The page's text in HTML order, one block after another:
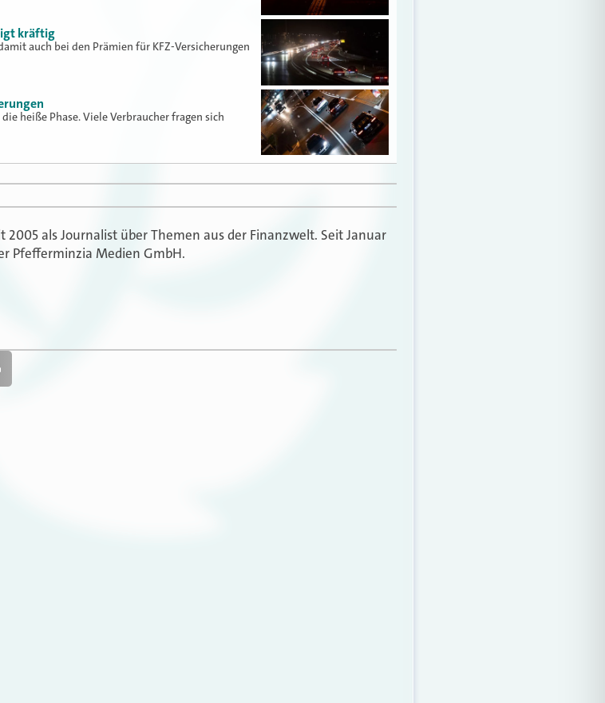
kräftig
auch bei den Prämien für KFZ-Versicherungen
heiße Phase. Viele Verbraucher fragen sich
2005 als Journalist über Themen aus der Finanzwelt. Seit Januar
Pfefferminzia Medien GmbH.